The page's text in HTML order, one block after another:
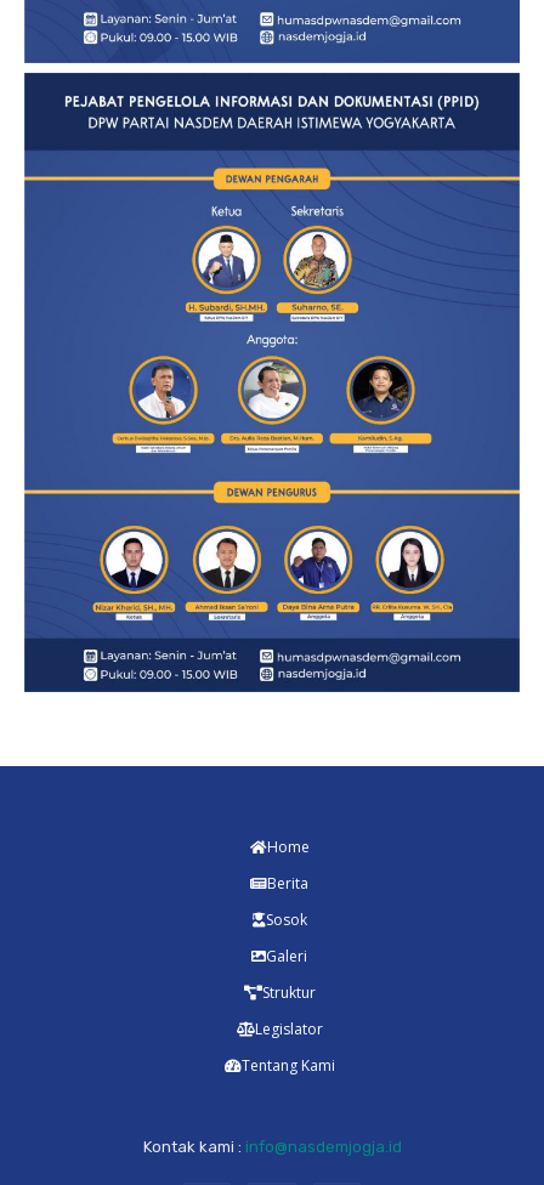
Home
Berita
Sosok
Galeri
Struktur
Legislator
Tentang Kami
Kontak kami : info@nasdemjogja.id